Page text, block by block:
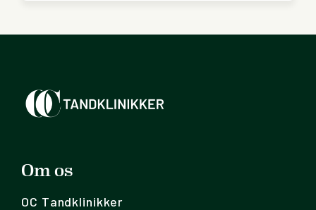
Om os
OC Tandklinikker